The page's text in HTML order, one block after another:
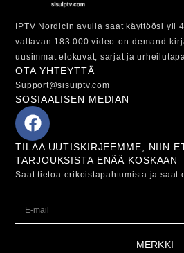
IPTV Nordicin avulla saat käyttöösi yli
valtavan 183 000 video-on-demand-
uusimmat elokuvat, sarjat ja
OTA YHTEYTTÄ
Support@sisuiptv.com
SOSIAALISEN MEDIAN
TILAA UUTISKIRJEEMME, NIIN
TARJOUKSISTA ENÄÄ KOSKAAN
Saat tietoa erikoistapahtumista ja saat
MERKKI